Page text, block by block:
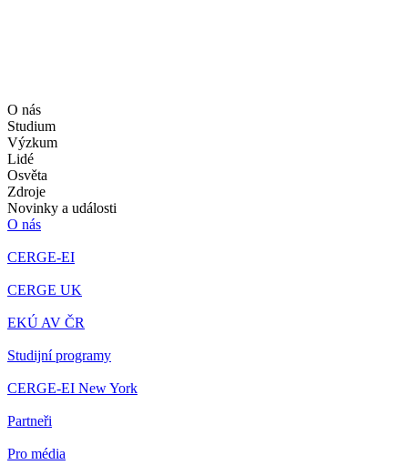
O nás
Studium
Výzkum
Lidé
Osvěta
Zdroje
Novinky a události
O nás
CERGE-EI
CERGE UK
EKÚ AV ČR
Studijní programy
CERGE-EI New York
Partneři
Pro média